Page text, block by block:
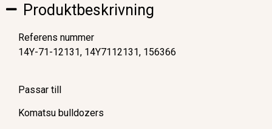
Produktbeskrivning
Referens nummer
14Y-71-12131, 14Y7112131, 156366
Passar till
Komatsu bulldozers